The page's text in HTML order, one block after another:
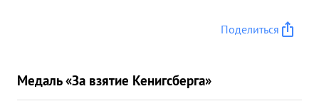
Поделиться
Медаль «За взятие Кенигсберга»